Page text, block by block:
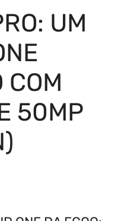
UM
COM
50MP